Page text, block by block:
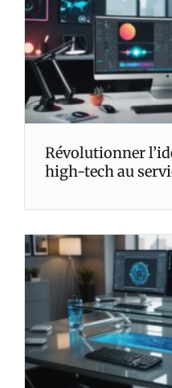
Révolutionner
high-tech au